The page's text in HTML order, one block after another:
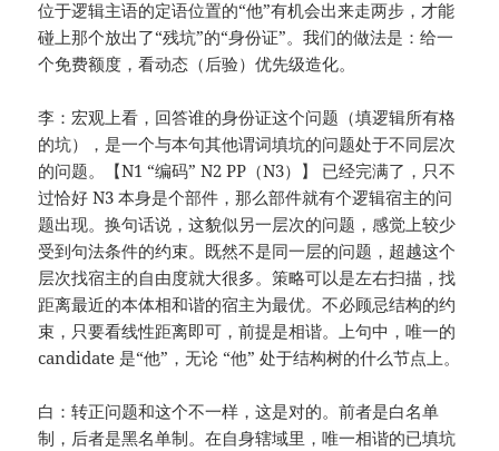
位于逻辑主语的定语位置的“他”有机会出来走两步，才能
碰上那个放出了“残坑”的“身份证”。我们的做法是：给一
个免费额度，看动态（后验）优先级造化。
李：宏观上看，回答谁的身份证这个问题（填逻辑所有格
的坑），是一个与本句其他谓词填坑的问题处于不同层次
的问题。【N1 “编码” N2 PP（N3）】 已经完满了，只不
过恰好 N3 本身是个部件，那么部件就有个逻辑宿主的问
题出现。换句话说，这貌似另一层次的问题，感觉上较少
受到句法条件的约束。既然不是同一层的问题，超越这个
层次找宿主的自由度就大很多。策略可以是左右扫描，找
距离最近的本体相和谐的宿主为最优。不必顾忌结构的约
束，只要看线性距离即可，前提是相谐。上句中，唯一的
candidate 是“他”，无论 “他” 处于结构树的什么节点上。
白：转正问题和这个不一样，这是对的。前者是白名单
制，后者是黑名单制。在自身辖域里，唯一相谐的已填坑